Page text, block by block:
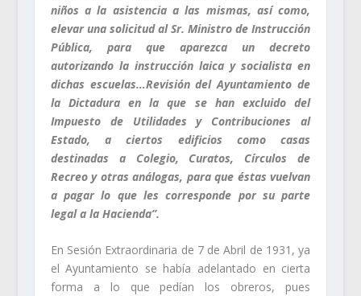
niños a la asistencia a las mismas, así como,
elevar una solicitud al Sr. Ministro de Instrucción
Pública, para que aparezca un decreto
autorizando la instrucción laica y socialista en
dichas escuelas…Revisión del Ayuntamiento de
la Dictadura en la que se han excluido del
Impuesto de Utilidades y Contribuciones al
Estado, a ciertos edificios como casas
destinadas a Colegio, Curatos, Círculos de
Recreo y otras análogas, para que éstas vuelvan
a pagar lo que les corresponde por su parte
legal a la Hacienda”.
En Sesión Extraordinaria de 7 de Abril de 1931, ya
el Ayuntamiento se había adelantado en cierta
forma a lo que pedían los obreros, pues